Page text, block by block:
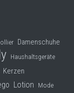
Damenschuhe
Haushaltsgeräte
Kerzen
Lotion Mode